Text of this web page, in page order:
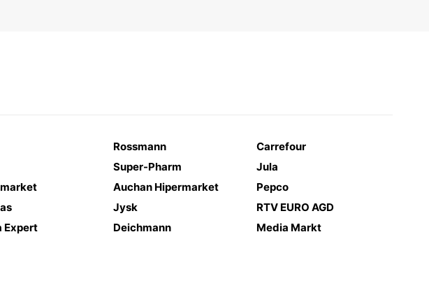
Rossmann
Carrefour
Super-Pharm
Jula
Auchan Hipermarket
Pepco
Jysk
RTV EURO AGD
Expert Deichmann Media Markt